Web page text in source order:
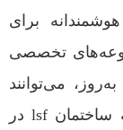
برای
تخصصی
می‌توانند
برآورد بسیار دقیقی از هزینه اخذ پروانه ساختمان lsf در